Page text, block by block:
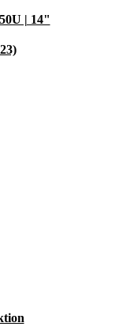
| 14"